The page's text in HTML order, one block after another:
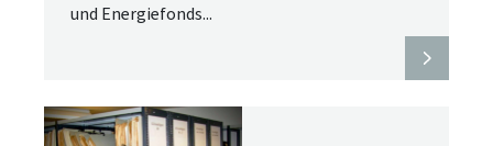
und Energiefonds...